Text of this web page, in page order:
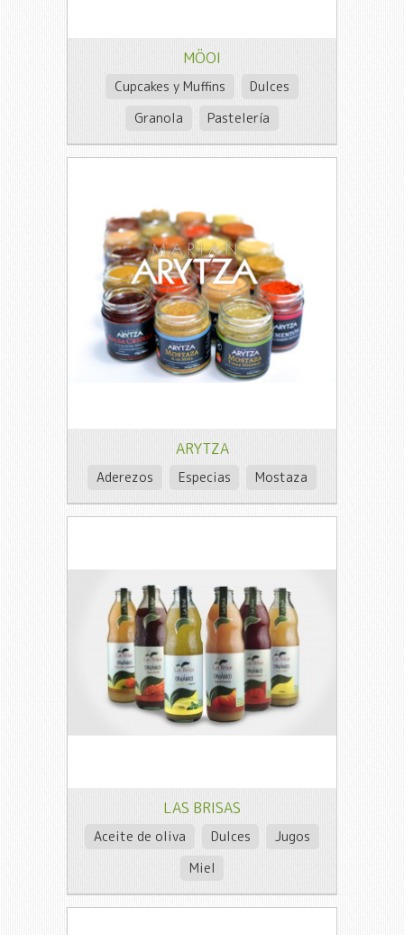
MÖOI
Cupcakes y Muffins
Dulces
Granola
Pastelería
ARYTZA
Aderezos Especias Mostaza
LAS BRISAS
Aceite de oliva Dulces
Jugos
Miel